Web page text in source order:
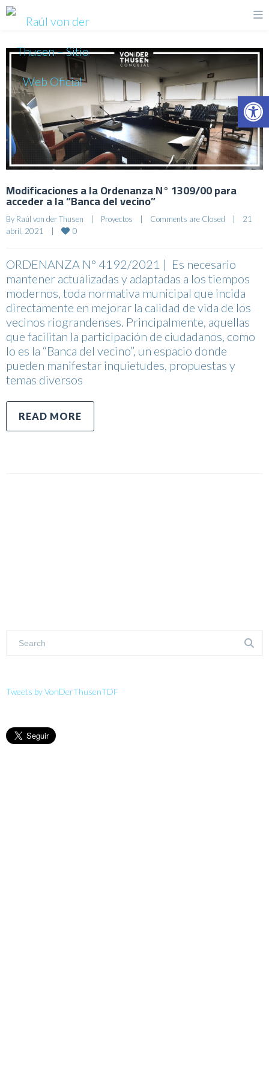
Modificaciones a la Ordenanza N° 1309/00 para
acceder a la “Banca del vecino”
By Raúl von der Thusen | Proyectos | Comments are Closed |
21
abril, 2021
| 0
ORDENANZA N° 4192/2021 | Es necesario
mantener actualizadas y adaptadas a los tiempos
modernos, toda normativa municipal que incida
directamente en mejorar la calidad de vida de los
vecinos riograndenses. Principalmente, aquellas
que facilitan la participación de ciudadanos, como
lo es la “Banca del vecino”, un espacio donde
pueden manifestar inquietudes, propuestas y
temas diversos
READ MORE
Tweets by VonDerThusenTDF